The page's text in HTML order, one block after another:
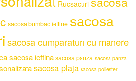
Rucsacuri
sacosa bumbac ieftine sacosa
sacosa cumparaturi cu manere
sacosa ieftina sacosa panza sacosa panza
sacosa plaja sacosa poliester